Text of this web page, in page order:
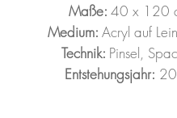
Maße: 40 x 120
Medium: Acryl auf
Technik: Pinsel,
Entstehungsjahr: